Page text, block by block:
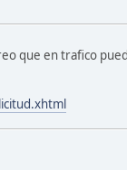
que en trafico